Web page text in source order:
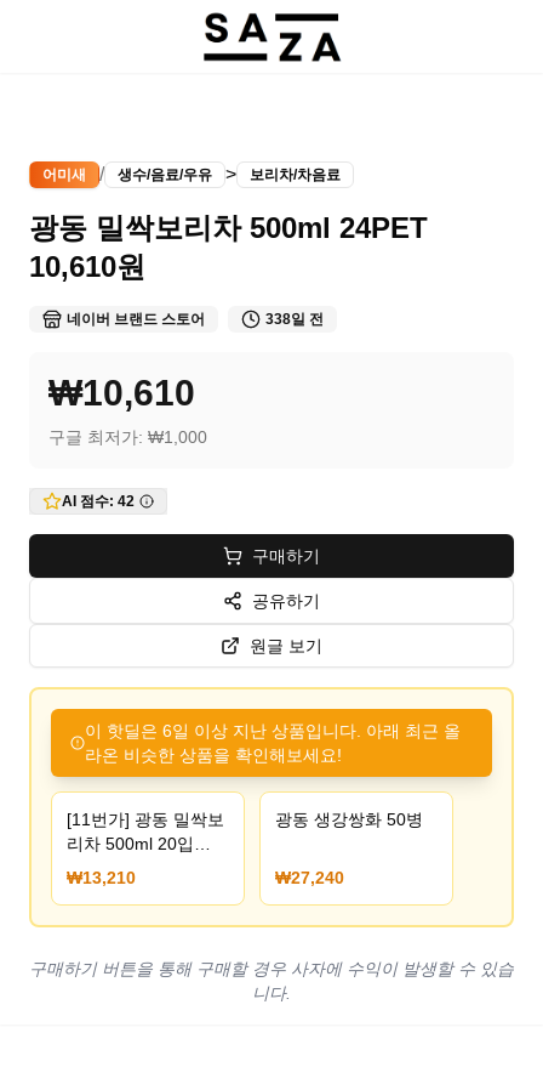
어미새 / 생수/음료/우유 > 보리차/차음료
광동 밀싹보리차 500ml 24PET
10,610원
네이버 브랜드 스토어 338일 전
₩10,610
구글 최저가: ₩1,000
AI 점수: 42
구매하기
공유하기
원글 보기
이 핫딜은 6일 이상 지난 상품입니다. 아래 최근 올
라온 비슷한 상품을 확인해보세요!
[11번가] 광동 밀싹보
리차 500ml 20입
(13,210원) (무료)
₩13,210
광동 생강쌍화 50병
₩27,240
구매하기 버튼을 통해 구매할 경우 사자에 수익이 발생할 수 있습
니다.